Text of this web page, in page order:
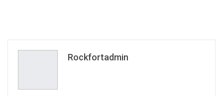
Rockfortadmin